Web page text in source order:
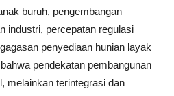
buruh, pengembangan
industri, percepatan regulasi
penyediaan hunian layak
pendekatan pembangunan
melainkan terintegrasi dan